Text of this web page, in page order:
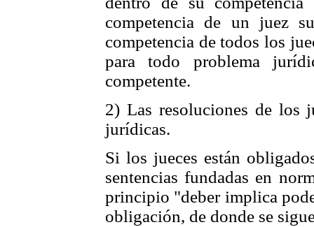
competencia de un juez
competencia de todos los
para todo problema
competente.
2) Las resoluciones de los
jurídicas.
Si los jueces están
sentencias fundadas en
principio "deber implica
obligación, de donde se